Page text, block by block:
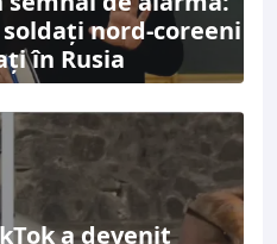
soldați nord-coreeni
în Rusia
a devenit